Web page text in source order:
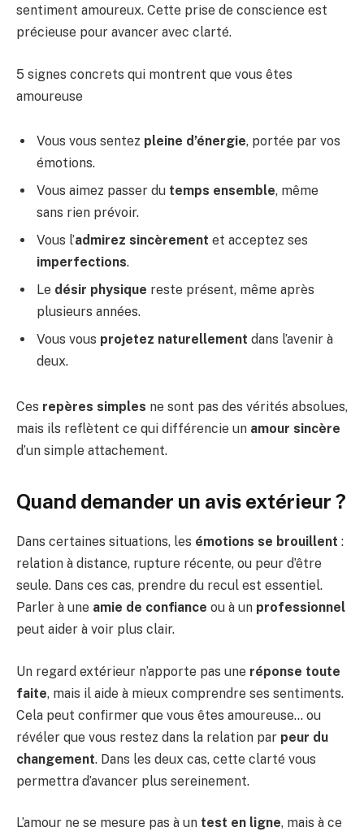
sentiment amoureux. Cette prise de conscience est
précieuse pour avancer avec clarté.
5 signes concrets qui montrent que vous êtes
amoureuse
Vous vous sentez pleine d’énergie, portée par vos
émotions.
Vous aimez passer du temps ensemble, même
sans rien prévoir.
Vous l’admirez sincèrement et acceptez ses
imperfections.
Le désir physique reste présent, même après
plusieurs années.
Vous vous projetez naturellement dans l’avenir à
deux.
Ces repères simples ne sont pas des vérités absolues,
mais ils reflètent ce qui différencie un amour sincère
d’un simple attachement.
Quand demander un avis extérieur ?
Dans certaines situations, les émotions se brouillent :
relation à distance, rupture récente, ou peur d’être
seule. Dans ces cas, prendre du recul est essentiel.
Parler à une amie de confiance ou à un professionnel
peut aider à voir plus clair.
Un regard extérieur n’apporte pas une réponse toute
faite, mais il aide à mieux comprendre ses sentiments.
Cela peut confirmer que vous êtes amoureuse… ou
révéler que vous restez dans la relation par peur du
changement. Dans les deux cas, cette clarté vous
permettra d’avancer plus sereinement.
L’amour ne se mesure pas à un test en ligne, mais à ce